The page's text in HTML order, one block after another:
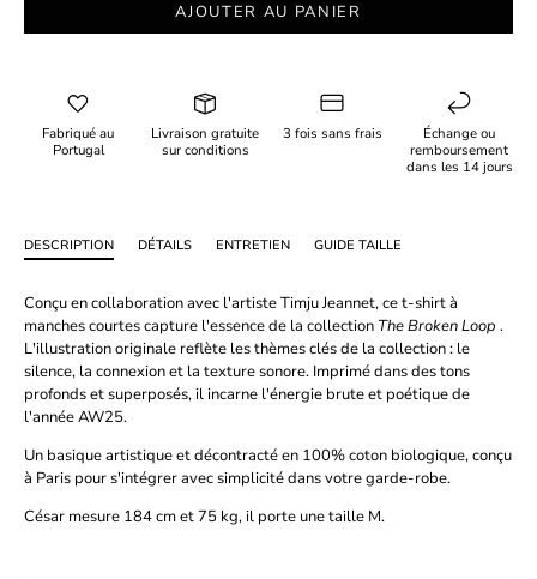
AJOUTER AU PANIER
Fabriqué au
Portugal
Livraison gratuite
sur conditions
3 fois sans frais
Échange ou
remboursement
dans les 14 jours
DESCRIPTION DÉTAILS ENTRETIEN GUIDE TAILLE
Conçu en collaboration avec l'artiste Timju Jeannet, ce t-shirt à
manches courtes capture l'essence de la collection The Broken Loop .
L'illustration originale reflète les thèmes clés de la collection : le
silence, la connexion et la texture sonore. Imprimé dans des tons
profonds et superposés, il incarne l'énergie brute et poétique de
l'année AW25.
Un basique artistique et décontracté en 100% coton biologique, conçu
à Paris pour s'intégrer avec simplicité dans votre garde-robe.
César mesure 184 cm et 75 kg, il porte une taille M.